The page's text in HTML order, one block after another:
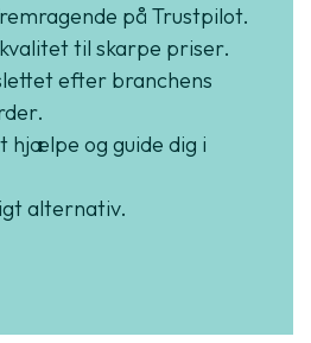
på Trustpilot.
til skarpe priser.
efter branchens
hjælpe og guide dig i
alternativ.